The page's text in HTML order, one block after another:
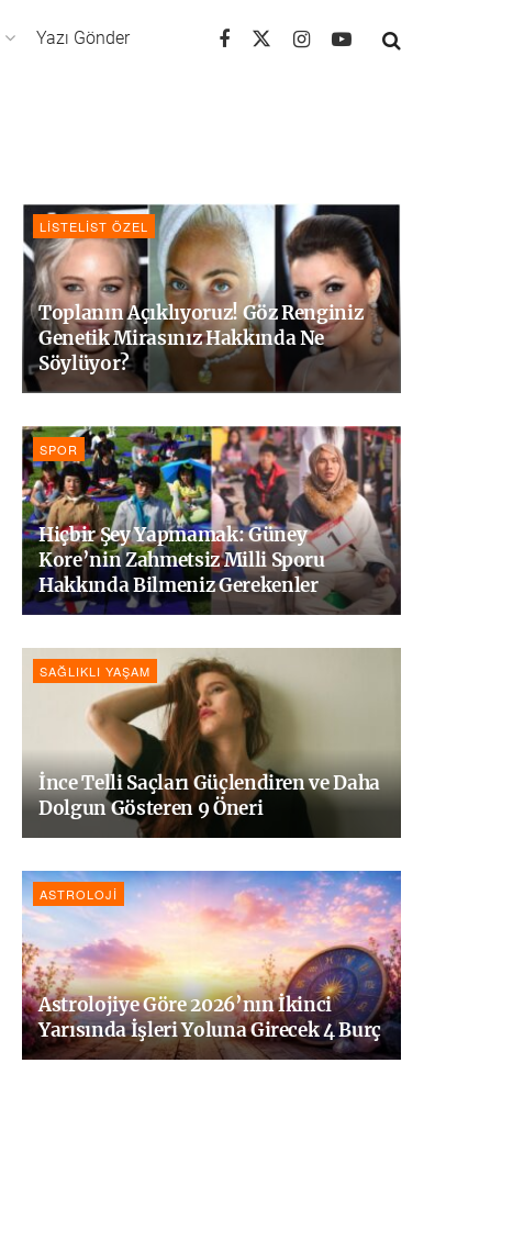
Yazı Gönder
LISTELIST ÖZEL
Toplanın Açıklıyoruz! Göz Renginiz
Genetik Mirasınız Hakkında Ne
Söylüyor?
SPOR
Hiçbir Şey Yapmamak: Güney
Kore’nin Zahmetsiz Milli Sporu
Hakkında Bilmeniz Gerekenler
SAĞLIKLI YAŞAM
İnce Telli Saçları Güçlendiren ve Daha
Dolgun Gösteren 9 Öneri
ASTROLOJI
Astrolojiye Göre 2026’nın İkinci
Yarısında İşleri Yoluna Girecek 4 Burç